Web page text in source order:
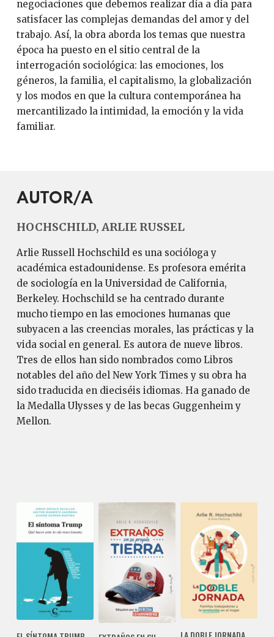
negociaciones que debemos realizar día a día para
satisfacer las complejas demandas del amor y del
trabajo. Así, la obra aborda los temas que nuestra
época ha puesto en el sitio central de la
interrogación sociológica: las emociones, los
géneros, la familia, el capitalismo, la globalización
y los modos en que la cultura contemporánea ha
mercantilizado la intimidad, la emoción y la vida
familiar.
AUTOR/A
HOCHSCHILD, ARLIE RUSSEL
Arlie Russell Hochschild es una socióloga y
académica estadounidense. Es profesora emérita
de sociología en la Universidad de California,
Berkeley. Hochschild se ha centrado durante
mucho tiempo en las emociones humanas que
subyacen a las creencias morales, las prácticas y la
vida social en general. Es autora de nueve libros.
Tres de ellos han sido nombrados como Libros
notables del año del New York Times y su obra ha
sido traducida en dieciséis idiomas. Ha ganado de
la Medalla Ulysses y de las becas Guggenheim y
Mellon.